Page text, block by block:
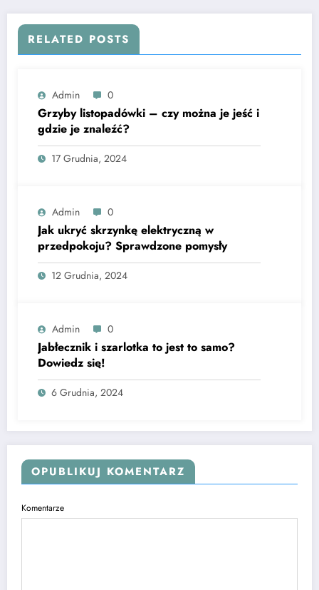
RELATED POSTS
Admin 0
Grzyby listopadówki – czy można je jeść i
gdzie je znaleźć?
17 Grudnia, 2024
Admin 0
Jak ukryć skrzynkę elektryczną w
przedpokoju? Sprawdzone pomysły
12 Grudnia, 2024
Admin 0
Jabłecznik i szarlotka to jest to samo?
Dowiedz się!
6 Grudnia, 2024
OPUBLIKUJ KOMENTARZ
Komentarze